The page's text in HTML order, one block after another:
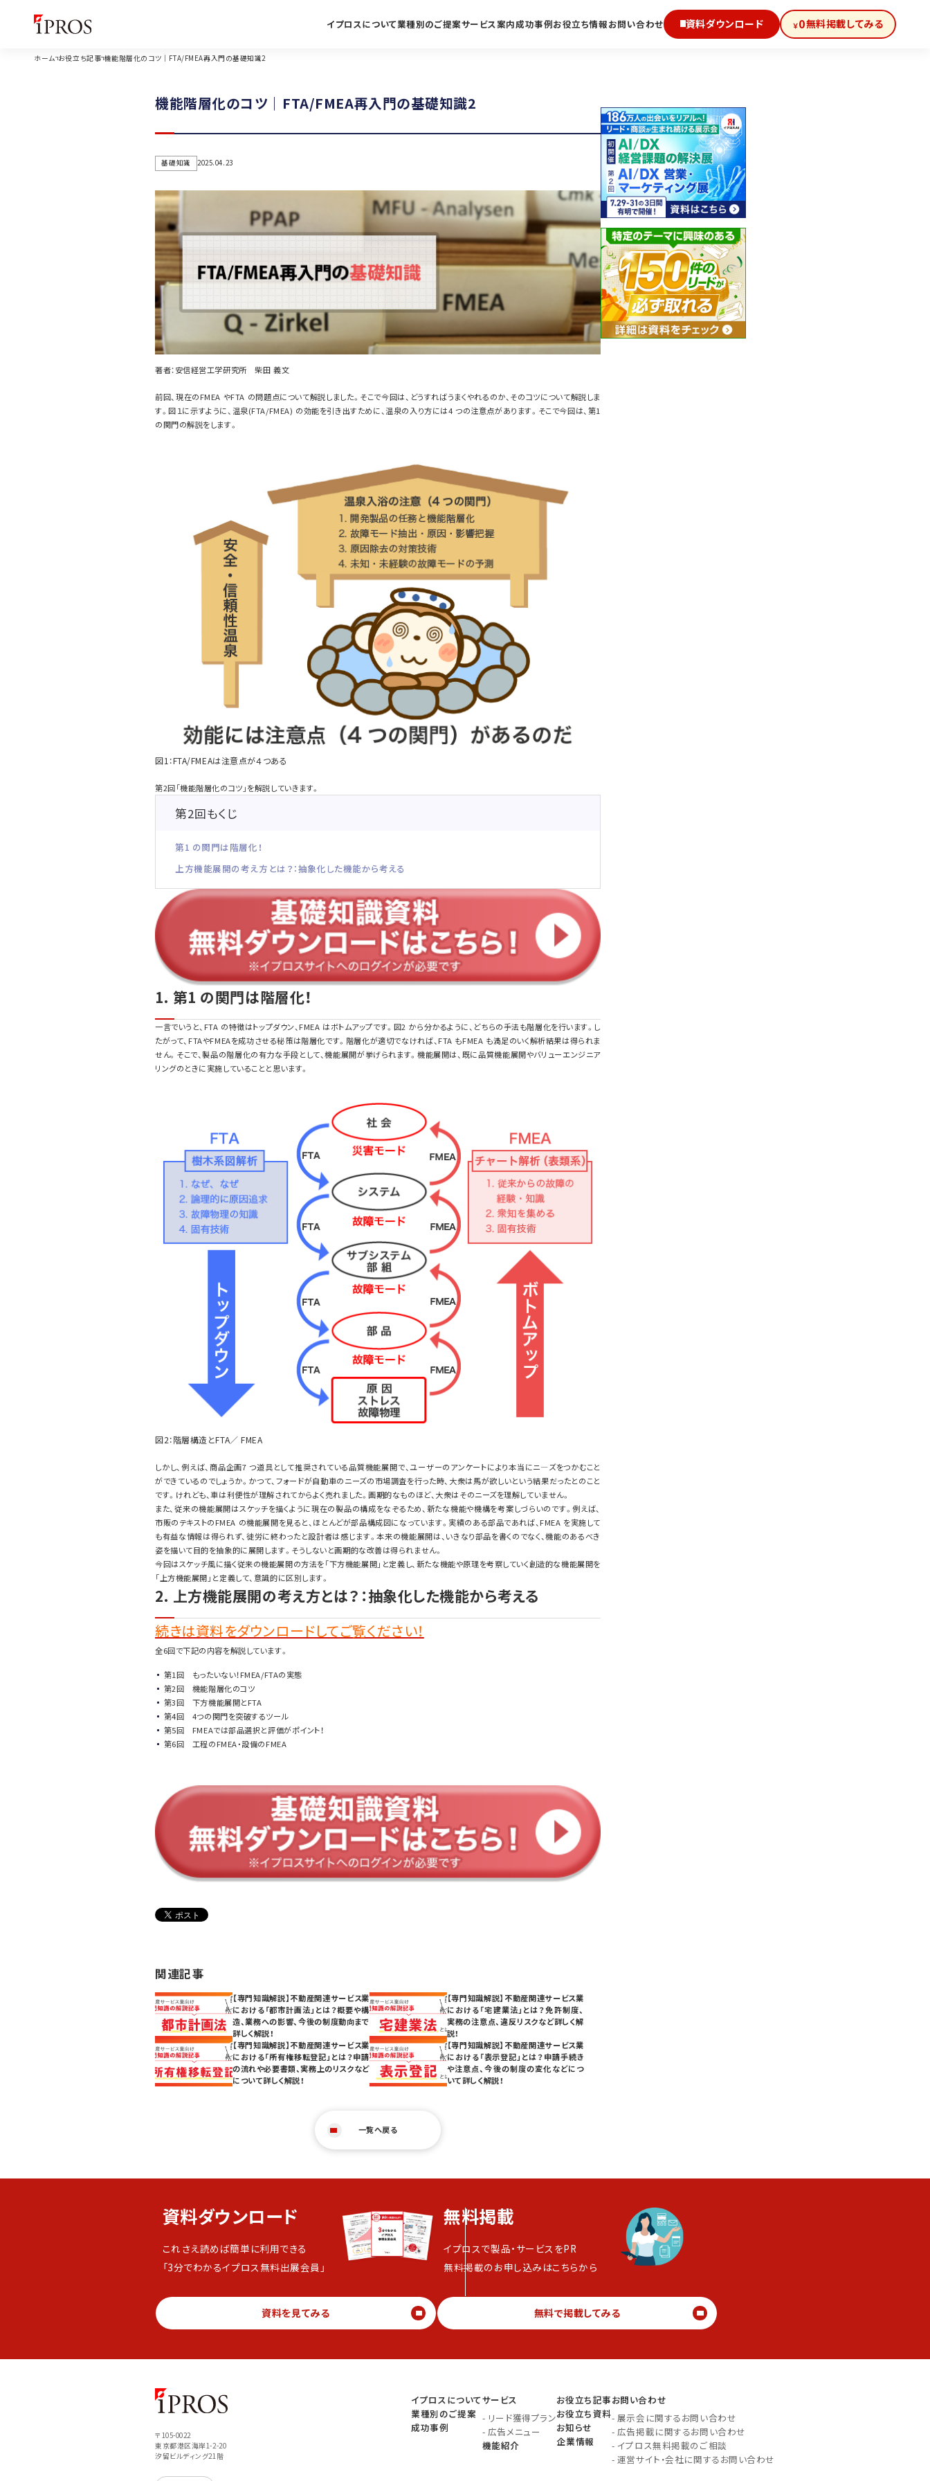
イプロスについて業種別のご提案サービス案内成功事例お役立ち情報お問い合わせ 資料ダウンロード ￥0無料掲載してみる
ホーム お役立ち記事 機能階層化のコツ｜FTA/FMEA再入門の基礎知識2
機能階層化のコツ｜FTA/FMEA再入門の基礎知識2
基礎知識 2025.04.23
著者：安信経営工学研究所 柴田 義文
前回、現在のFMEA やFTA の問題点について解説しました。そこで今回は、どうすればうまくやれるのか、そのコツについて解説しま
す。図１に示すように、温泉(FTA/FMEA) の効能を引き出すために、温泉の入り方には4 つの注意点があります。そこで今回は、第1
の関門の解説をします。
図1：FTA/FMEAは注意点が４つある
第2回「機能階層化のコツ」を解説していきます。
第2回もくじ
第1 の関門は階層化！
上方機能展開の考え方とは？：抽象化した機能から考える
1. 第1 の関門は階層化！
一言でいうと、FTA の特徴はトップダウン、FMEA はボトムアップです。図2 から分かるように、どちらの手法も階層化を行います。し
たがって、FTAやFMEAを成功させる秘策は階層化です。階層化が適切でなければ、FTA もFMEA も満足のいく解析結果は得られま
せん。そこで、製品の階層化の有力な手段として、機能展開が挙げられます。機能展開は、既に品質機能展開やバリューエンジニア
リングのときに実施していることと思います。
図2：階層構造とFTA／ FMEA
しかし、例えば、商品企画7 つ道具として推奨されている品質機能展開で、ユーザーのアンケートにより本当にニ―ズをつかむこと
ができているのでしょうか。かつて、フォードが自動車のニーズの市場調査を行った時、大衆は馬が欲しいという結果だったとのこと
です。けれども、車は利便性が理解されてからよく売れました。画期的なものほど、大衆はそのニーズを理解していません。
また、従来の機能展開はスケッチを描くように現在の製品の構成をなぞるため、新たな機能や機構を考案しづらいのです。例えば、
市販のテキストのFMEA の機能展開を見ると、ほとんどが部品構成図になっています。実績のある部品であれば、FMEA を実施して
も有益な情報は得られず、徒労に終わったと設計者は感じます。本来の機能展開は、いきなり部品を書くのでなく、機能のあるべき
姿を描いて目的を抽象的に展開します。そうしないと画期的な改善は得られません。
今回はスケッチ風に描く従来の機能展開の方法を「下方機能展開」と定義し、新たな機能や原理を考察していく創造的な機能展開を
「上方機能展開」と定義して、意識的に区別します。
2. 上方機能展開の考え方とは？：抽象化した機能から考える
続きは資料をダウンロードしてご覧ください！
全6回で下記の内容を解説しています。
第1回 もったいない！FMEA/FTAの実態
第2回 機能階層化のコツ
第3回 下方機能展開とFTA
第4回 4つの関門を突破するツール
第5回 FMEAでは部品選択と評価がポイント！
第6回 工程のFMEA・設備のFMEA
関連記事
【専門知識解説】不動産関連サービス業
における「都市計画法」とは？概要や構
造、業務への影響、今後の制度動向まで
詳しく解説！
【専門知識解説】不動産関連サービス業
における「宅建業法」とは？免許制度、
実務の注意点、違反リスクなど詳しく解
説！
【専門知識解説】不動産関連サービス業
における「所有権移転登記」とは？申請
の流れや必要書類、実務上のリスクなど
について詳しく解説！
【専門知識解説】不動産関連サービス業
における「表示登記」とは？申請手続き
や注意点、今後の制度の変化などにつ
いて詳しく解説！
一覧へ戻る
資料ダウンロード
これさえ読めば簡単に利用できる
「3分でわかるイプロス無料出展会員」
資料を見てみる
無料掲載
イプロスで製品・サービスをPR
無料掲載のお申し込みはこちらから
無料で掲載してみる
〒105-0022
東京都港区海岸1-2-20
汐留ビルディング21階
イプロスについて
業種別のご提案
成功事例
サービス
- リード獲得プラン
- 広告メニュー
機能紹介
お役立ち記事
お役立ち資料
お知らせ
企業情報
お問い合わせ
- 展示会に関するお問い合わせ
- 広告掲載に関するお問い合わせ
- イプロス無料掲載のご相談
- 運営サイト・会社に関するお問い合わせ